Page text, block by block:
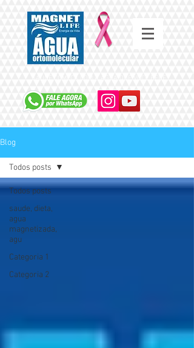
Blog
Todos posts
saude, dieta,
agua
magnetizada,
agu
Categoria 1
Categoria 2
Todos posts